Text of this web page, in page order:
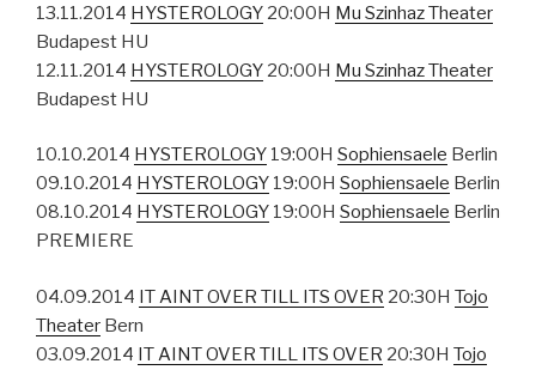
13.11.2014 HYSTEROLOGY 20:00H Mu Szinhaz Theater
Budapest HU
12.11.2014 HYSTEROLOGY 20:00H Mu Szinhaz Theater
Budapest HU
10.10.2014 HYSTEROLOGY 19:00H Sophiensaele Berlin
09.10.2014 HYSTEROLOGY 19:00H Sophiensaele Berlin
08.10.2014 HYSTEROLOGY 19:00H Sophiensaele Berlin
PREMIERE
04.09.2014 IT AINT OVER TILL ITS OVER 20:30H Tojo
Theater Bern
03.09.2014 IT AINT OVER TILL ITS OVER 20:30H Tojo